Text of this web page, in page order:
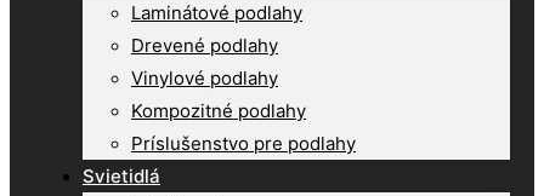
Laminátové podlahy
Drevené podlahy
Vinylové podlahy
Kompozitné podlahy
Príslušenstvo pre podlahy
Svietidlá